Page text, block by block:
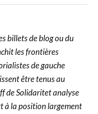
billets de blog ou du
les frontières
de gauche
être tenus au
de Solidaritet analyse
à la position largement